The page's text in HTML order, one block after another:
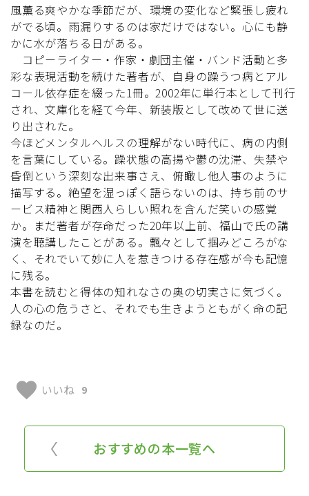
風薫る爽やかな季節だが、環境の変化など緊張し疲れ
がでる頃。雨漏りするのは家だけではない。心にも静
かに水が落ちる日がある。
コピーライター・作家・劇団主催・バンド活動と多
彩な表現活動を続けた著者が、自身の躁うつ病とアル
コール依存症を綴った1冊。2002年に単行本として刊行
され、文庫化を経て今年、新装版として改めて世に送
り出された。
今ほどメンタルヘルスの理解がない時代に、病の内側
を言葉にしている。躁状態の高揚や鬱の沈滞、失禁や
昏倒という深刻な出来事さえ、俯瞰し他人事のように
描写する。絶望を湿っぽく語らないのは、持ち前のサ
ービス精神と関西人らしい照れを含んだ笑いの感覚
か。まだ著者が存命だった20年以上前、福山で氏の講
演を聴講したことがある。飄々として掴みどころがな
く、それでいて妙に人を惹きつける存在感が今も記憶
に残る。
本書を読むと得体の知れなさの奥の切実さに気づく。
人の心の危うさと、それでも生きようともがく命の記
録なのだ。
favorite いいね 9
おすすめの本一覧へ